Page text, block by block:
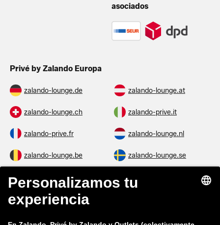
asociados
Privé by Zalando Europa
zalando-lounge.de zalando-lounge.at
zalando-lounge.ch zalando-prive.it
zalando-prive.fr zalando-lounge.nl
zalando-lounge.be zalando-lounge.se
zalando-lounge.fi
zalando-lounge.co.uk
zalando-prive.es zalando-lounge.cz